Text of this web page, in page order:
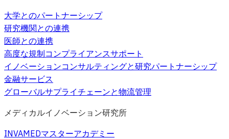
大学とのパートナーシップ
研究機関との連携
医師との連携
高度な規制コンプライアンスサポート
イノベーションコンサルティングと研究パートナーシップ
金融サービス
グローバルサプライチェーンと物流管理
メディカルイノベーション研究所
INVAMEDマスターアカデミー